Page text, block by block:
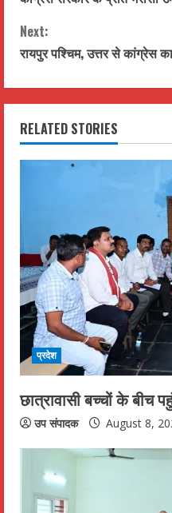
n
t
i
n
u
e
a
d
i
n
g
Next:
रायपुर पश्चिम, उत्तर से कांग्रेस
RELATED STORIES
प्रदेश
छात्रावासी बच्चों के बीच
उप संपादक August 8,